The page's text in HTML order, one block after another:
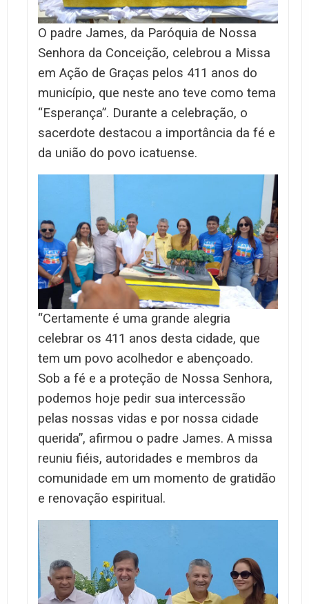
O padre James, da Paróquia de Nossa
Senhora da Conceição, celebrou a Missa
em Ação de Graças pelos 411 anos do
município, que neste ano teve como tema
“Esperança”. Durante a celebração, o
sacerdote destacou a importância da fé e
da união do povo icatuense.
“Certamente é uma grande alegria
celebrar os 411 anos desta cidade, que
tem um povo acolhedor e abençoado.
Sob a fé e a proteção de Nossa Senhora,
podemos hoje pedir sua intercessão
pelas nossas vidas e por nossa cidade
querida”, afirmou o padre James. A missa
reuniu fiéis, autoridades e membros da
comunidade em um momento de gratidão
e renovação espiritual.